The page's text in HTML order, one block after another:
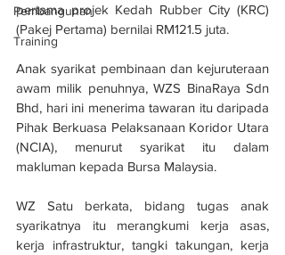
Pembangunan
Training
pertama projek Kedah Rubber City (KRC)
(Pakej Pertama) bernilai RM121.5 juta.
Anak syarikat pembinaan dan kejuruteraan
awam milik penuhnya, WZS BinaRaya Sdn
Bhd, hari ini menerima tawaran itu daripada
Pihak Berkuasa Pelaksanaan Koridor Utara
(NCIA), menurut syarikat itu dalam
makluman kepada Bursa Malaysia.
WZ Satu berkata, bidang tugas anak
syarikatnya itu merangkumi kerja asas,
kerja infrastruktur, tangki takungan, kerja